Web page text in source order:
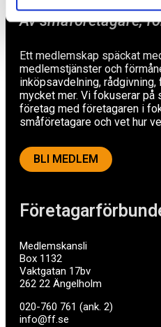
Medlemskansli
Box 1132
Vaktgatan 17bv
262 22 Ängelholm
020-760 761 (ank. 2)
info@ff.se
Av småföretagare,
Ett medlemskap späckat
medlemstjänster och
inköpsavdelning,
mycket mer. Vi fokuserar
företag med företagaren i
småföretagare och vet hur
BLI MEDLEM